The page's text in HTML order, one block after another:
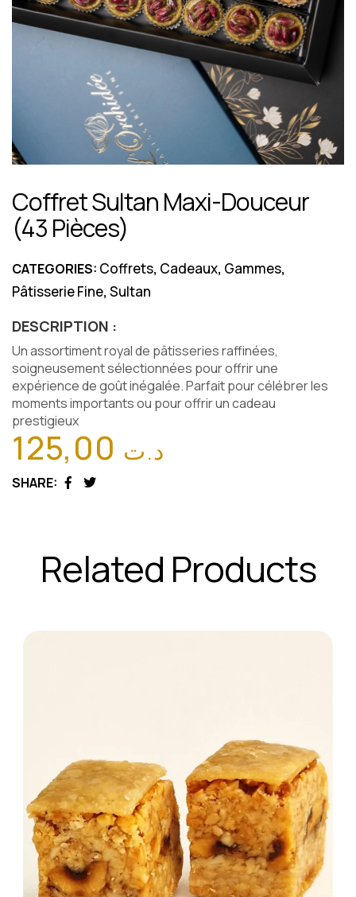
Coffret Sultan Maxi-Douceur
(43 Pièces)
CATEGORIES: Coffrets, Cadeaux, Gammes,
Pâtisserie Fine, Sultan
DESCRIPTION :
Un assortiment royal de pâtisseries raffinées,
soigneusement sélectionnées pour offrir une
expérience de goût inégalée. Parfait pour célébrer les
moments importants ou pour offrir un cadeau
prestigieux
د.ت
SHARE:
Facebook
Twitter
Related Products